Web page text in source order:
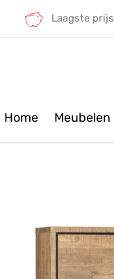
Laagste prijs
Home Meubelen